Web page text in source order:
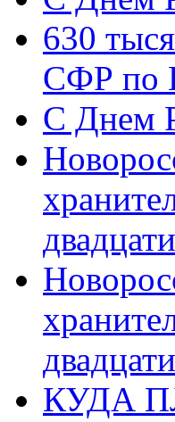
630
СФР по
C Днем
КУДА